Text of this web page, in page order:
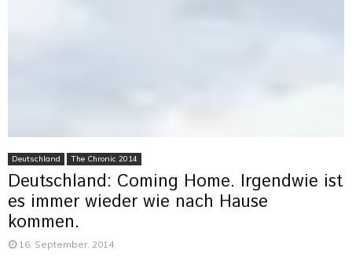
Deutschland The Chronic 2014
Deutschland: Coming Home. Irgendwie ist
es immer wieder wie nach Hause
kommen.
16. September, 2014